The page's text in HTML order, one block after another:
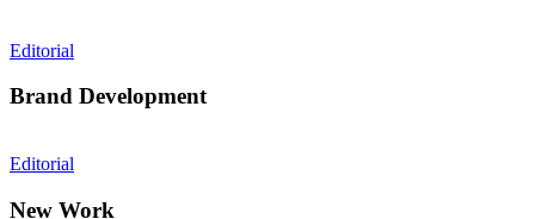
Editorial
Brand Development
Editorial
New Work